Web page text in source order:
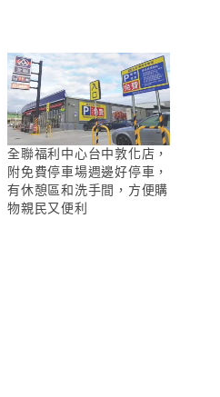
全聯福利中心台中敦化店，
附免費停車場週邊好停車，
有休憩區和洗手間，方便購
物親民又便利